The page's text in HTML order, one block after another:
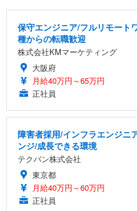
保守エンジニア/フルリモート
種からの転職歓迎
株式会社KMマーケティング
大阪府
月給40万円～65万円
正社員
障害者採用/インフラエンジニ
ンジ/成長できる環境
テクバン株式会社
東京都
月給40万円～60万円
正社員